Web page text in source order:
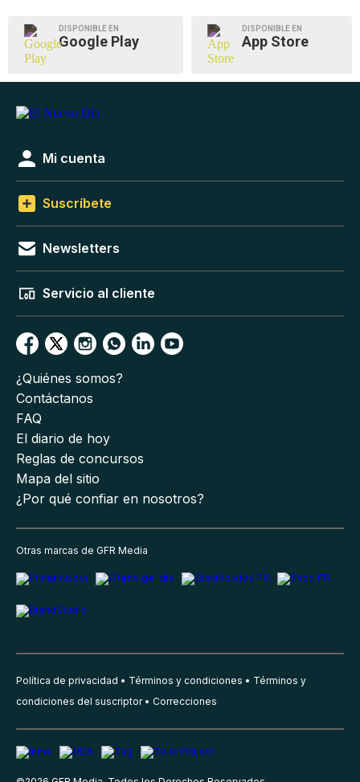
DISPONIBLE EN
Google Play
DISPONIBLE EN
App Store
Mi cuenta
Suscríbete
Newsletters
Servicio al cliente
¿Quiénes somos?
Contáctanos
FAQ
El diario de hoy
Reglas de concursos
Mapa del sitio
¿Por qué confiar en nosotros?
Otras marcas de GFR Media
Política de privacidad Términos y condiciones
Términos y
condiciones del suscriptor
Correcciones